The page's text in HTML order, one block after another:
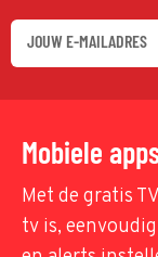
Mobiele
Met de gratis
tv is,